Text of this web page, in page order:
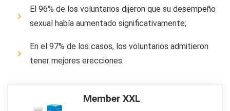
El 96% de los voluntarios dijeron que su desempeño
sexual había aumentado significativamente;
En el 97% de los casos, los voluntarios admitieron
tener mejores erecciones.
Member XXL